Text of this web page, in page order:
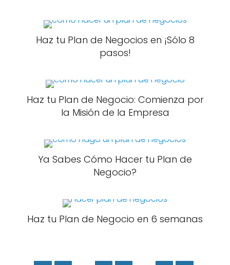
Haz tu Plan de Negocios en ¡Sólo 8
pasos!
Haz tu Plan de Negocio: Comienza por
la Misión de la Empresa
Ya Sabes Cómo Hacer tu Plan de
Negocio?
Haz tu Plan de Negocio en 6 semanas